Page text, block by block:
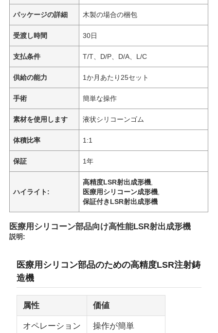
パッケージの詳細 木製の場合の梱包
受渡し時間 30日
支払条件 T/T、D/P、D/A、L/C
供給の能力 1か月あたり25セット
手術 簡単な操作
素材を使用します 液状シリコーンゴム
体積比率 1:1
保証 1年
ハイライト:
高精度LSR射出成形機
医療用シリコーン成形機
保証付きLSR射出成形機
医療用シリコーン部品向け高性能LSR射出成形機
説明:
医療用シリコン部品のための高精度LSR注射鋳
造機
属性 価値
オペレーション 操作が簡単